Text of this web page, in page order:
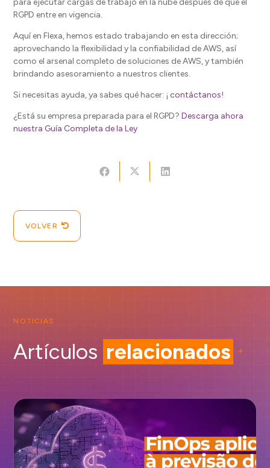
para ejecutar cargas de trabajo en la nube después de que el
RGPD entre en vigencia.
Aquí en Flexa, hemos estado trabajando en esta dirección;
aprovechando la flexibilidad y la confiabilidad de AWS, así
como el arsenal completo de soluciones de AWS, y también
brindando asesoramiento a nuestros clientes.
Si necesitas ayuda, ya sabes qué hacer: ¡contáctanos!
¿Está su empresa preparada para el RGPD?Descarga ahora
nuestra Guía Completa de la Ley
VOLVER
NOTICIAS
Artículos relacionados